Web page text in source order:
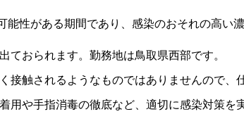
性がある期間であり、感染のおそれの高い
ておられます。勤務地は鳥取県西部です。
接触されるようなものではありませんので、
用や手指消毒の徹底など、適切に感染対策を